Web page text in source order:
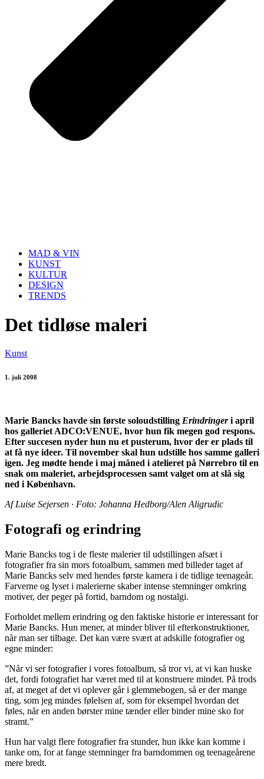
MAD & VIN
KUNST
KULTUR
DESIGN
TRENDS
Det tidløse maleri
Kunst
1. juli 2008
Marie Bancks havde sin første soloudstilling Erindringeri april
hos galleriet ADCO:VENUE, hvor hun fik megen god respons.
Efter succesen nyder hun nu et pusterum, hvor der er plads til
at få nye ideer. Til november skal hun udstille hos samme galleri
igen. Jeg mødte hende i maj måned i atelieret på Nørrebro til en
snak om maleriet, arbejdsprocessen samt valget om at slå sig
ned i København.
Af Luise Sejersen · Foto: Johanna Hedborg/Alen Aligrudic
Fotografi og erindring
Marie Bancks tog i de fleste malerier til udstillingen afsæt i
fotografier fra sin mors fotoalbum, sammen med billeder taget af
Marie Bancks selv med hendes første kamera i de tidlige teenageår.
Farverne og lyset i malerierne skaber intense stemninger omkring
motiver, der peger på fortid, barndom og nostalgi.
Forholdet mellem erindring og den faktiske historie er interessant for
Marie Bancks. Hun mener, at minder bliver til efterkonstruktioner,
når man ser tilbage. Det kan være svært at adskille fotografier og
egne minder:
”Når vi ser fotografier i vores fotoalbum, så tror vi, at vi kan huske
det, fordi fotografiet har været med til at konstruere mindet. På trods
af, at meget af det vi oplever går i glemmebogen, så er der mange
ting, som jeg mindes følelsen af, som for eksempel hvordan det
føles, når en anden børster mine tænder eller binder mine sko for
stramt.”
Hun har valgt flere fotografier fra stunder, hun ikke kan komme i
tanke om, for at fange stemninger fra barndommen og teenageårene
mere bredt.